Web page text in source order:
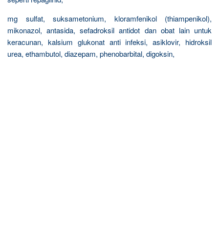
mg sulfat, suksametonium, kloramfenikol (thiampenikol),
mikonazol, antasida, sefadroksil antidot dan obat lain untuk
keracunan, kalsium glukonat anti infeksi, asiklovir, hidroksil
urea, ethambutol, diazepam, phenobarbital, digoksin,